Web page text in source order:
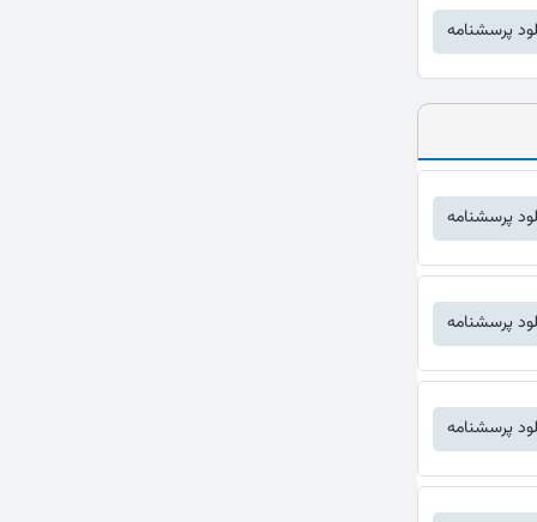
پرسشنامه
پرسشنامه
پرسشنامه
پرسشنامه